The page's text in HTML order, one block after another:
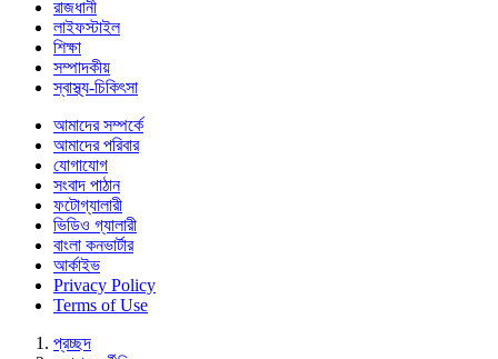
রাজধানী
লাইফস্টাইল
শিক্ষা
সম্পাদকীয়
স্বাস্থ্য-চিকিৎসা
আমাদের সম্পর্কে
আমাদের পরিবার
যোগাযোগ
সংবাদ পাঠান
ফটোগ্যালারী
ভিডিও গ্যালারী
বাংলা কনভার্টার
আর্কাইভ
Privacy Policy
Terms of Use
প্রচ্ছদ